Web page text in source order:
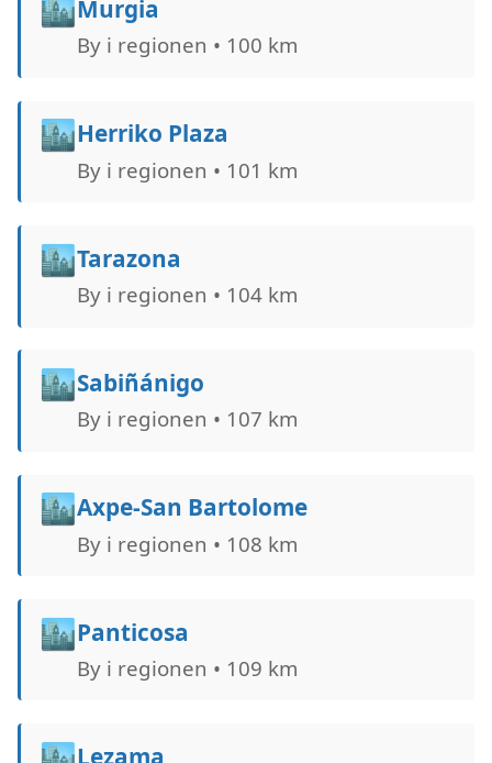
🏙️Murgia
By i regionen • 100 km
🏙️Herriko Plaza
By i regionen • 101 km
🏙️Tarazona
By i regionen • 104 km
🏙️Sabiñánigo
By i regionen • 107 km
🏙️Axpe-San Bartolome
By i regionen • 108 km
🏙️Panticosa
By i regionen • 109 km
Lezama